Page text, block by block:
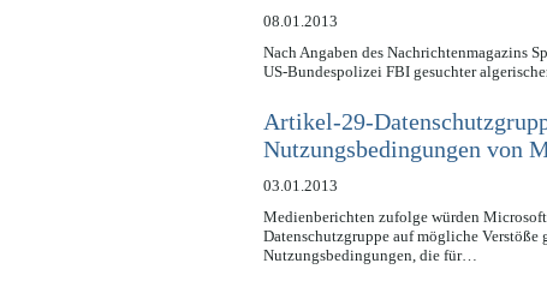
08.01.2013
Nach Angaben des Nachrichtenmagazins
US-Bundespolizei FBI gesuchter
Artikel-29-
Nutzungsbedingungen von
03.01.2013
Medienberichten zufolge würden
Datenschutzgruppe auf mögliche Verstöße
Nutzungsbedingungen, die für…